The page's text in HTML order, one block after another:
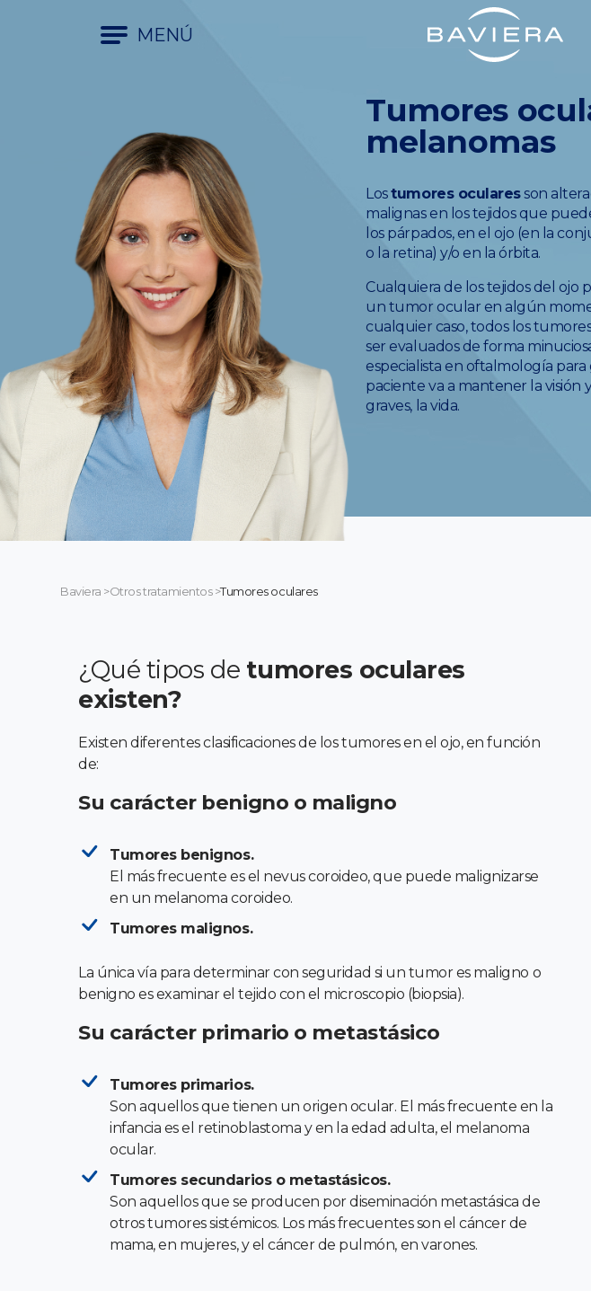
MENÚ
Tumores
melanomas
Lostumores ocularesson
malignas en los tejidos que
los párpados, en el ojo (en la
o la retina) y/o en la órbita.
Cualquiera de los tejidos del ojo
un tumor ocular en algún
cualquier caso, todos los
ser evaluados de forma
especialista en oftalmología para
paciente va a mantener la visión
graves, la vida.
Baviera >Otros tratamientos>Tumores oculares
¿Qué tipos de tumores oculares
existen?
Existen diferentes clasificaciones de los tumores en el ojo, en función
de:
Su carácter benigno o maligno
Tumores benignos.
El más frecuente es el nevus coroideo, que puede malignizarse
en un melanoma coroideo.
Tumores malignos.
La única vía para determinar con seguridad si un tumor es maligno o
benigno es examinar el tejido con el microscopio (biopsia).
Su carácter primario o metastásico
Tumores primarios.
Son aquellos que tienen un origen ocular. El más frecuente en la
infancia es el retinoblastoma y en la edad adulta, el melanoma
ocular.
Tumores secundarios o metastásicos.
Son aquellos que se producen por diseminación metastásica de
otros tumores sistémicos. Los más frecuentes son el cáncer de
mama, en mujeres, y el cáncer de pulmón, en varones.